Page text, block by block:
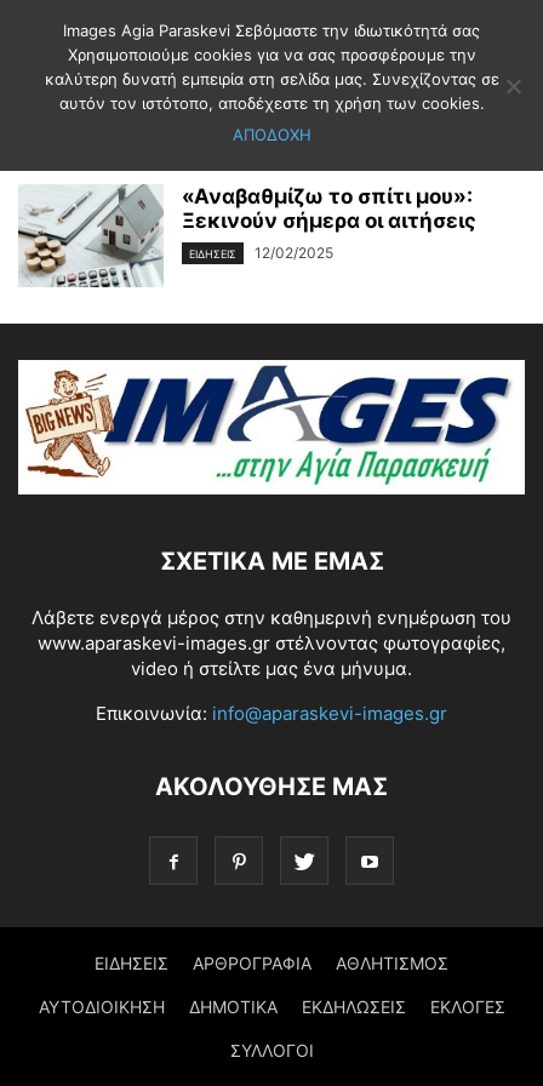
Αρχική Ετικέτες ΣΠΙΤΙ
«Αναβαθμίζω το σπίτι μου»:
Ξεκινούν σήμερα οι αιτήσεις
ΕΙΔΗΣΕΙΣ 12/02/2025
ΣΧΕΤΙΚΆ ΜΕ ΕΜΆΣ
Λάβετε ενεργά μέρος στην καθημερινή ενημέρωση του
www.aparaskevi-images.gr στέλνοντας φωτογραφίες,
video ή στείλτε μας ένα μήνυμα.
Επικοινωνία: info@aparaskevi-images.gr
ΑΚΟΛΟΥΘΗΣΕ ΜΑΣ
ΕΙΔΗΣΕΙΣ ΑΡΘΡΟΓΡΑΦΙΑ ΑΘΛΗΤΙΣΜΟΣ
ΑΥΤΟΔΙΟΙΚΗΣΗ ΔΗΜΟΤΙΚΑ ΕΚΔΗΛΩΣΕΙΣ ΕΚΛΟΓΕΣ
ΣΥΛΛΟΓΟΙ
Images Agia Paraskevi Σεβόμαστε την ιδιωτικότητά σας
Χρησιμοποιούμε cookies για να σας προσφέρουμε την
καλύτερη δυνατή εμπειρία στη σελίδα μας. Συνεχίζοντας σε
αυτόν τον ιστότοπο, αποδέχεστε τη χρήση των cookies.
ΑΠΟΔΟΧΗ